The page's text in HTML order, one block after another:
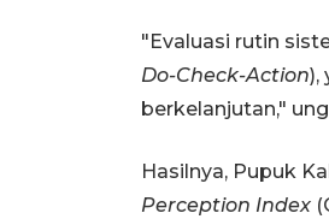
"Evaluasi rutin
Do-Check-Action),
berkelanjutan,"
Hasilnya, Pupuk
Perception Index